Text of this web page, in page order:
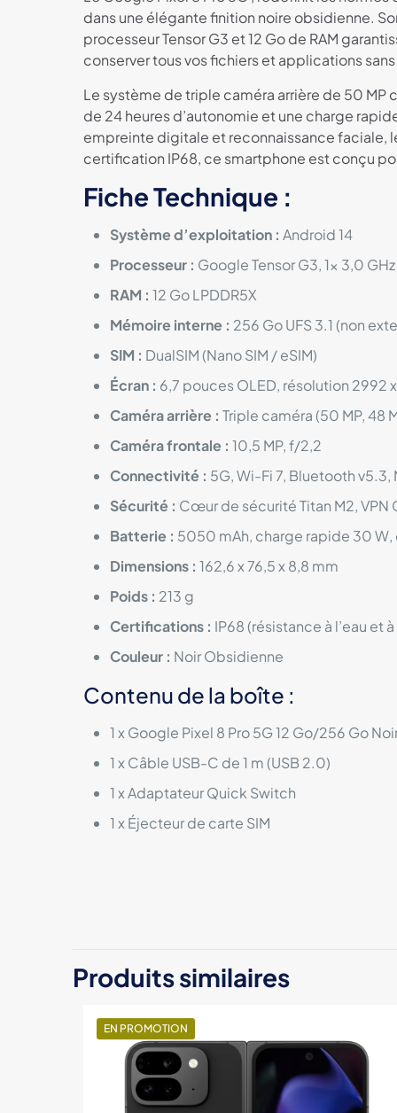
dans une élégante finition noire obsidienne.
processeur Tensor G3 et 12 Go de RAM
conserver tous vos fichiers et applications
Le système de triple caméra arrière de 50
de 24 heures d’autonomie et une charge
empreinte digitale et reconnaissance faciale,
certification IP68, ce smartphone est conçu
Fiche Technique :
Système d’exploitation : Android 14
Processeur : Google Tensor G3, 1x 3,0
RAM : 12 Go LPDDR5X
Mémoire interne : 256 Go UFS 3.1 (non
SIM : DualSIM (Nano SIM / eSIM)
Écran : 6,7 pouces OLED, résolution 2992
Caméra arrière : Triple caméra (50 MP,
Caméra frontale : 10,5 MP, f/2,2
Connectivité : 5G, Wi-Fi 7, Bluetooth
Sécurité : Cœur de sécurité Titan M2,
Batterie : 5050 mAh, charge rapide 30 W,
Dimensions : 162,6 x 76,5 x 8,8 mm
Poids : 213 g
Certifications : IP68 (résistance à l’eau et
Couleur : Noir Obsidienne
Contenu de la boîte :
1 x Google Pixel 8 Pro 5G 12 Go/256 Go
1 x Câble USB-C de 1 m (USB 2.0)
1 x Adaptateur Quick Switch
1 x Éjecteur de carte SIM
Produits similaires
EN PROMOTION